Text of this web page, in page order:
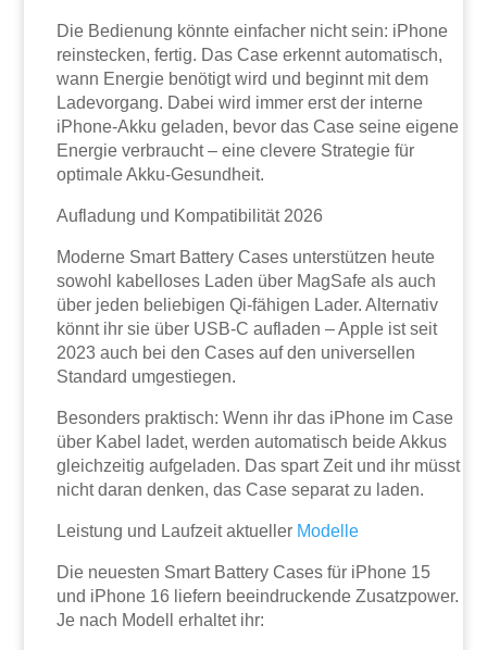
Die Bedienung könnte einfacher nicht sein: iPhone
reinstecken, fertig. Das Case erkennt automatisch,
wann Energie benötigt wird und beginnt mit dem
Ladevorgang. Dabei wird immer erst der interne
iPhone-Akku geladen, bevor das Case seine eigene
Energie verbraucht – eine clevere Strategie für
optimale Akku-Gesundheit.
Aufladung und Kompatibilität 2026
Moderne Smart Battery Cases unterstützen heute
sowohl kabelloses Laden über MagSafe als auch
über jeden beliebigen Qi-fähigen Lader. Alternativ
könnt ihr sie über USB-C aufladen – Apple ist seit
2023 auch bei den Cases auf den universellen
Standard umgestiegen.
Besonders praktisch: Wenn ihr das iPhone im Case
über Kabel ladet, werden automatisch beide Akkus
gleichzeitig aufgeladen. Das spart Zeit und ihr müsst
nicht daran denken, das Case separat zu laden.
Leistung und Laufzeit aktueller Modelle
Die neuesten Smart Battery Cases für iPhone 15
und iPhone 16 liefern beeindruckende Zusatzpower.
Je nach Modell erhaltet ihr: